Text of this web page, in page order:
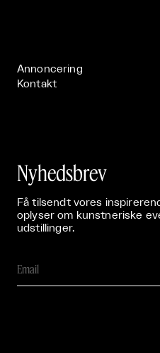
Annoncering
Kontakt
Nyhedsbrev
Få tilsendt vores
oplyser om kunstneriske
udstillinger.